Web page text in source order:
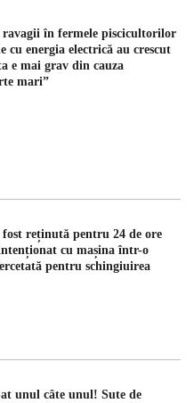
ravagii în fermele piscicultorilor
cu energia electrică au crescut
e mai grav din cauza
mari”
reținută pentru 24 de ore
cu mașina într-o
pentru schingiuirea
unul câte unul! Sute de